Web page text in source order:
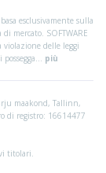
esclusivamente sulla
mercato. SOFTWARE
violazione delle leggi
più
maakond, Tallinn,
di registro: 16614477
titolari.